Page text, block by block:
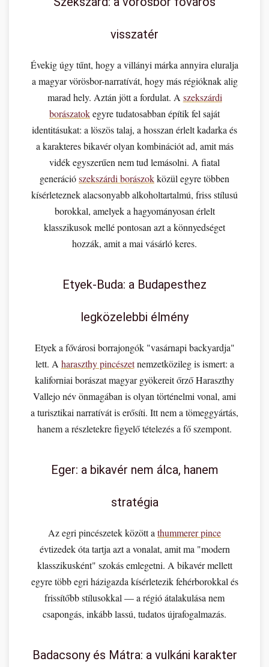
visszatér
Évekig úgy tűnt, hogy a villányi márka annyira eluralja
a magyar vörösbor-narratívát, hogy más régióknak alig
marad hely. Aztán jött a fordulat. A szekszárdi
borászatokegyre tudatosabban építik fel saját
identitásukat: a löszös talaj, a hosszan érlelt kadarka és
a karakteres bikavér olyan kombinációt ad, amit más
vidék egyszerűen nem tud lemásolni. A fiatal
generációszekszárdi borászokközül egyre többen
kísérleteznek alacsonyabb alkoholtartalmú, friss stílusú
borokkal, amelyek a hagyományosan érlelt
klasszikusok mellé pontosan azt a könnyedséget
hozzák, amit a mai vásárló keres.
Etyek-Buda: a Budapesthez
legközelebbi élmény
Etyek a fővárosi borrajongók "vasárnapi backyardja"
lett. A haraszthy pincészetnemzetközileg is ismert: a
kaliforniai borászat magyar gyökereit őrző Haraszthy
Vallejo név önmagában is olyan történelmi vonal, ami
a turisztikai narratívát is erősíti. Itt nem a tömeggyártás,
hanem a részletekre figyelő tételezés a fő szempont.
Eger: a bikavér nem álca, hanem
stratégia
Az egri pincészetek között a thummerer pince
évtizedek óta tartja azt a vonalat, amit ma "modern
klasszikusként" szokás emlegetni. A bikavér mellett
egyre több egri házigazda kísérletezik fehérborokkal és
frissítőbb stílusokkal — a régió átalakulása nem
csapongás, inkább lassú, tudatos újrafogalmazás.
Badacsony és Mátra: a vulkáni karakter